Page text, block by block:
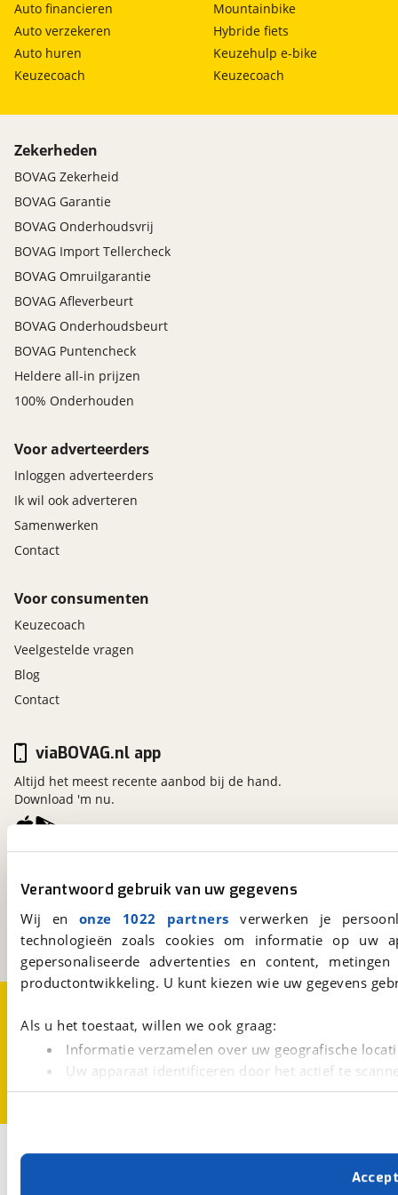
Verantwoord gebruik van uw gegevens
Wij en onze 1022 partners verwerken je
technologieën zoals cookies om informatie op
gepersonaliseerde advertenties en content,
productontwikkeling. U kunt kiezen wie uw gegevens
Als u het toestaat, willen we ook graag:
Informatie verzamelen over uw geografische
Uw apparaat identificeren door het actief te
Lees meer over hoe uw persoonlijke gegevens worden
Met cookies en vergelijkbare technieken zorgen we
cookies zorgen ervoor dat de website goed werkt.
Auto financieren
Auto verzekeren
Auto huren
Keuzecoach
Mountainbike
Hybride fiets
Keuzehulp e-bike
Keuzecoach
Zekerheden
BOVAG Zekerheid
BOVAG Garantie
BOVAG Onderhoudsvrij
BOVAG Import Tellercheck
BOVAG Omruilgarantie
BOVAG Afleverbeurt
BOVAG Onderhoudsbeurt
BOVAG Puntencheck
Heldere all-in prijzen
100% Onderhouden
Voor adverteerders
Inloggen adverteerders
Ik wil ook adverteren
Samenwerken
Contact
Voor consumenten
Keuzecoach
Veelgestelde vragen
Blog
Contact
Kosterijland15
Een initiatief van
BOVAG
viaBOVAG.nl app
Altijd het meest recente aanbod bij de hand.
Download 'm nu.
Cookievoorkeuren
Vacatures